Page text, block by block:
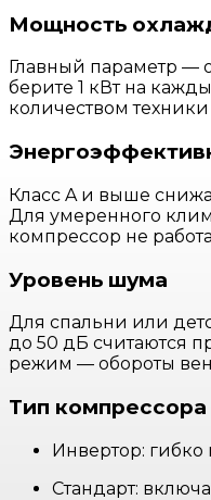
Мощность
Главный параметр —
берите 1 кВт на
количеством
Класс A и выше
Для умеренного
компрессор не
Уровень шума
Для спальни или
до 50 дБ считаются
режим — обороты
Тип компрессора
Инвертор: гибко
Стандарт: